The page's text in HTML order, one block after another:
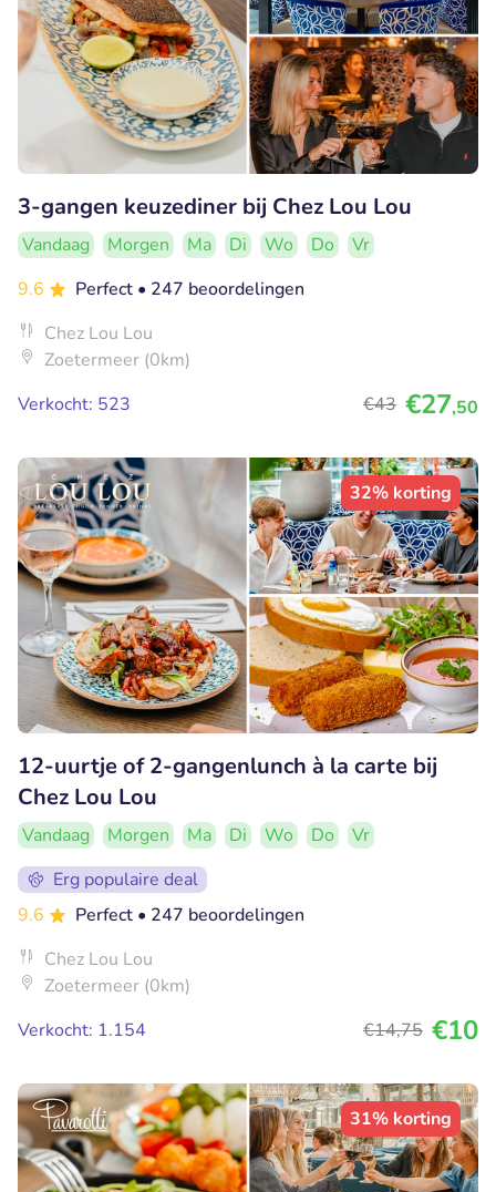
3-gangen keuzediner bij Chez Lou Lou
Vandaag Morgen Ma Di Wo Do
Vr
9.6
Perfect • 247 beoordelingen
Chez Lou Lou
Zoetermeer (0km)
Verkocht: 523
€43 €27,50
32% korting
12-uurtje of 2-gangenlunch à la carte bij
Chez Lou Lou
Vandaag Morgen Ma Di Wo Do
Vr
Erg populaire deal
9.6
Perfect • 247 beoordelingen
Chez Lou Lou
Zoetermeer (0km)
Verkocht: 1.154
€14,75 €10
31% korting